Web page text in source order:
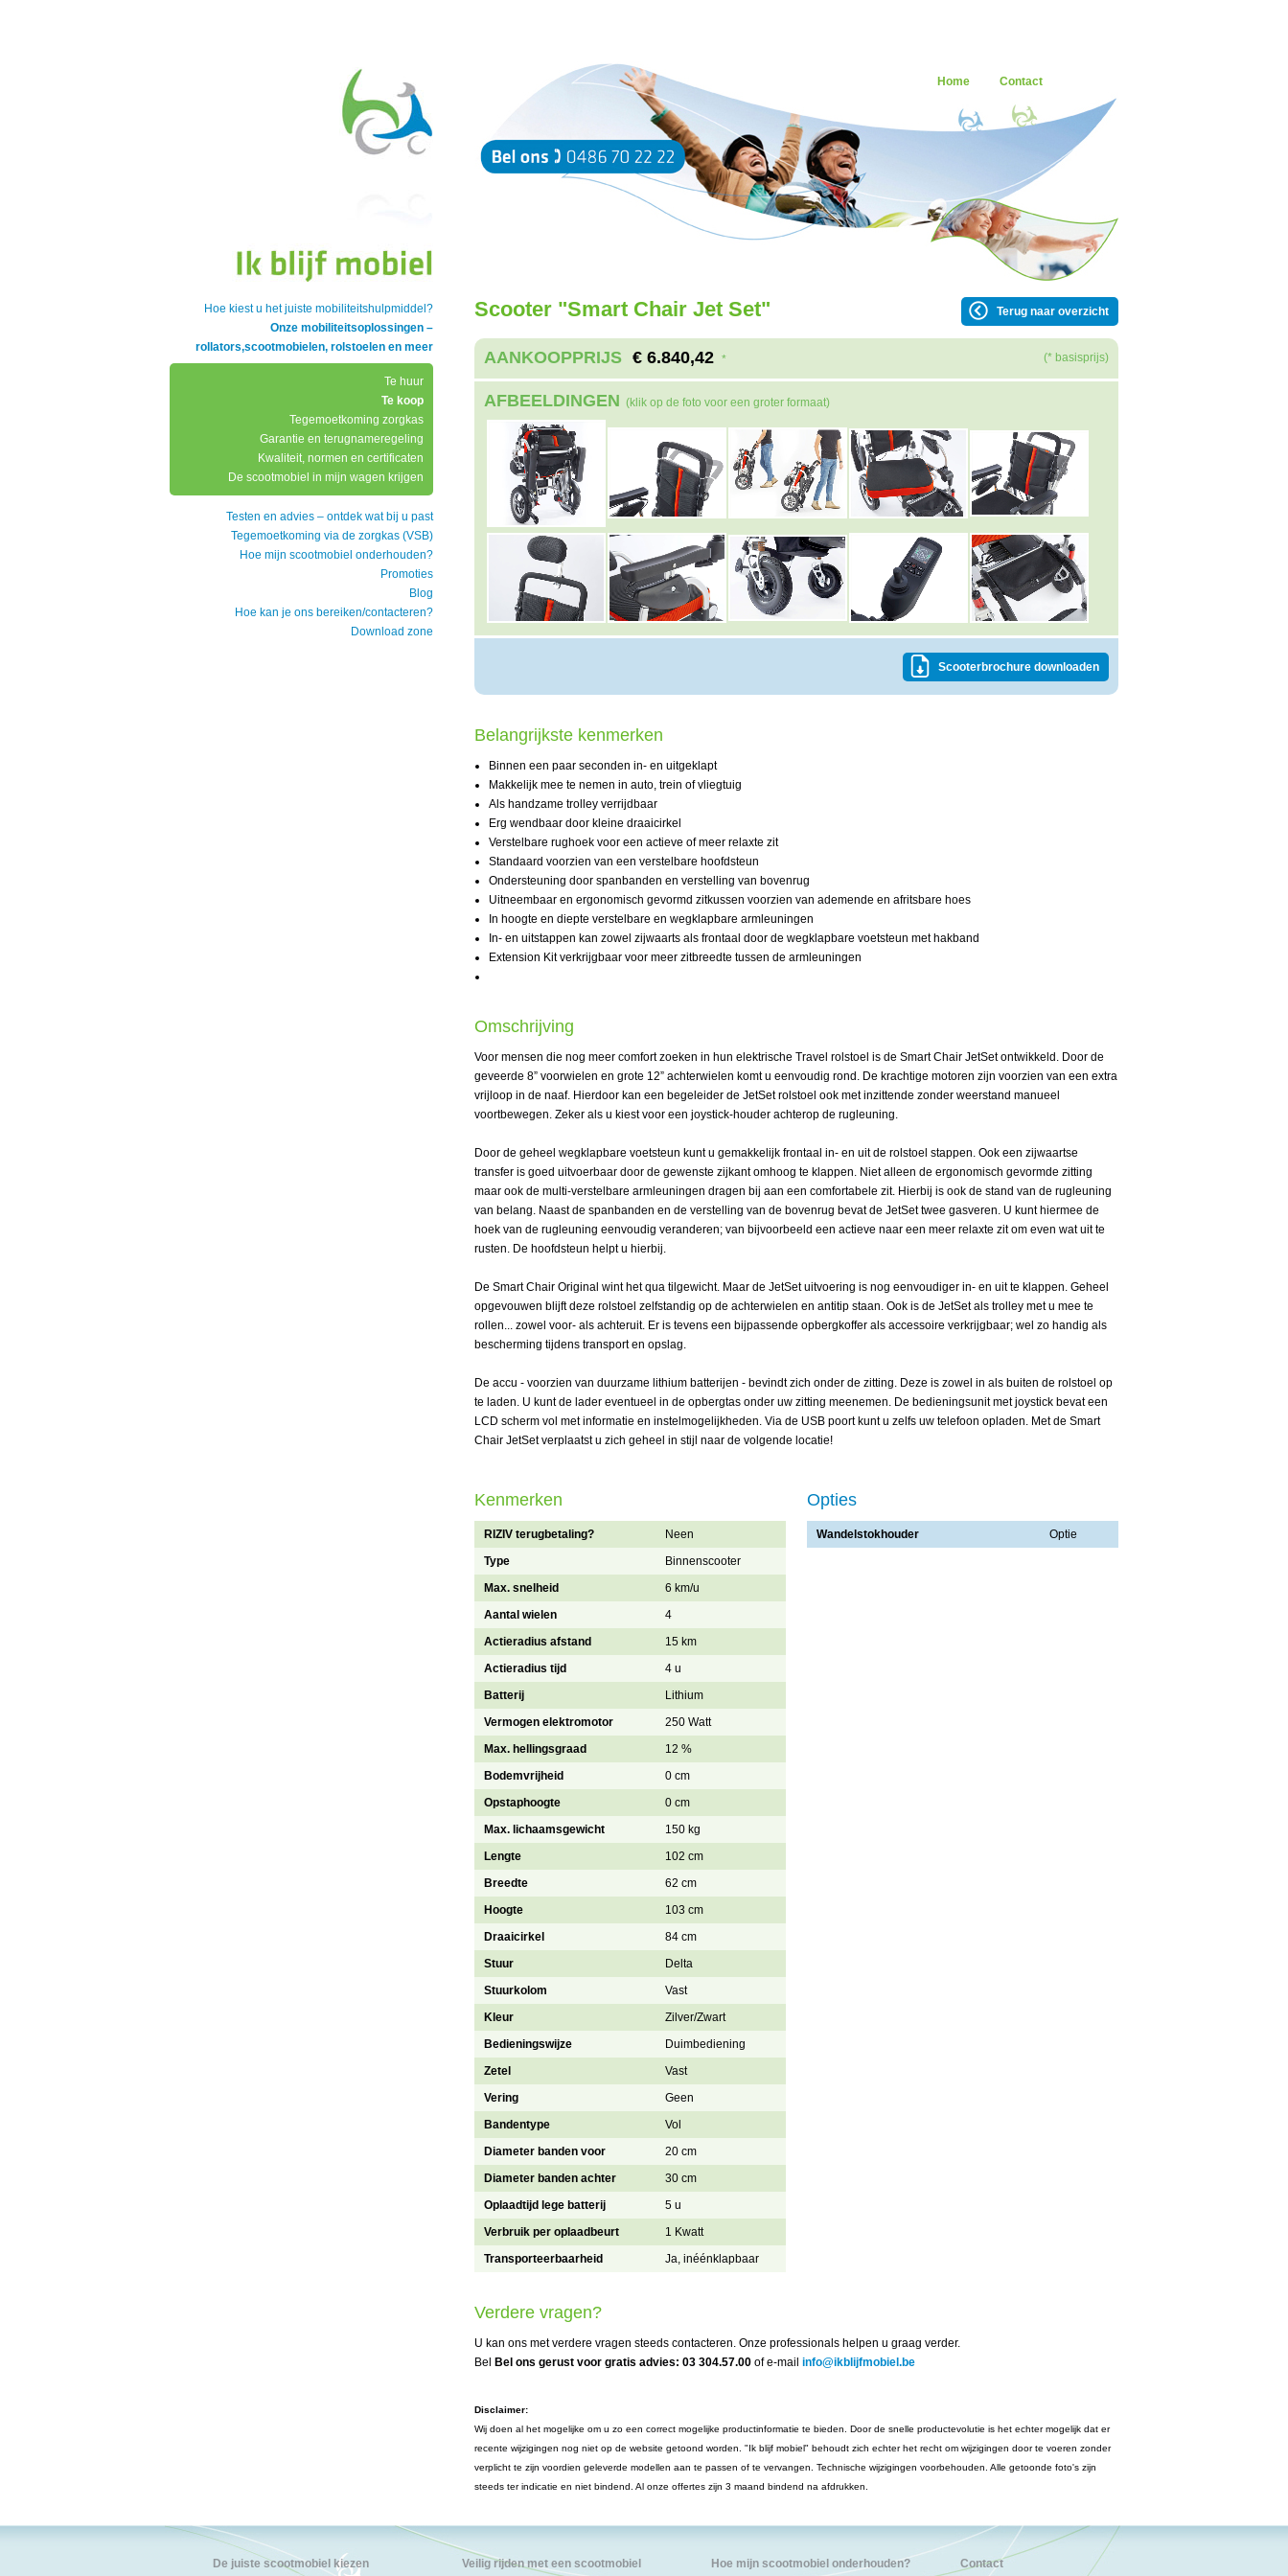
Hoe kiest u het juiste mobiliteitshulpmiddel?
Onze mobiliteitsoplossingen –
rollators,scootmobielen, rolstoelen en meer
Te huur
Te koop
Tegemoetkoming zorgkas
Garantie en terugnameregeling
Kwaliteit, normen en certificaten
De scootmobiel in mijn wagen krijgen
Testen en advies – ontdek wat bij u past
Tegemoetkoming via de zorgkas (VSB)
Hoe mijn scootmobiel onderhouden?
Promoties
Blog
Hoe kan je ons bereiken/contacteren?
Download zone
Home Contact
Scooter "Smart Chair Jet Set" Terug naar overzicht
AANKOOPPRIJS € 6.840,42 * (* basisprijs)
AFBEELDINGEN (klik op de foto voor een groter formaat)
Scooterbrochure downloaden
Belangrijkste kenmerken
Binnen een paar seconden in- en uitgeklapt
Makkelijk mee te nemen in auto, trein of vliegtuig
Als handzame trolley verrijdbaar
Erg wendbaar door kleine draaicirkel
Verstelbare rughoek voor een actieve of meer relaxte zit
Standaard voorzien van een verstelbare hoofdsteun
Ondersteuning door spanbanden en verstelling van bovenrug
Uitneembaar en ergonomisch gevormd zitkussen voorzien van ademende en afritsbare hoes
In hoogte en diepte verstelbare en wegklapbare armleuningen
In- en uitstappen kan zowel zijwaarts als frontaal door de wegklapbare voetsteun met hakband
Extension Kit verkrijgbaar voor meer zitbreedte tussen de armleuningen
Omschrijving
Voor mensen die nog meer comfort zoeken in hun elektrische Travel rolstoel is de Smart Chair JetSet ontwikkeld. Door de
geveerde 8” voorwielen en grote 12” achterwielen komt u eenvoudig rond. De krachtige motoren zijn voorzien van een extra
vrijloop in de naaf. Hierdoor kan een begeleider de JetSet rolstoel ook met inzittende zonder weerstand manueel
voortbewegen. Zeker als u kiest voor een joystick-houder achterop de rugleuning.
Door de geheel wegklapbare voetsteun kunt u gemakkelijk frontaal in- en uit de rolstoel stappen. Ook een zijwaartse
transfer is goed uitvoerbaar door de gewenste zijkant omhoog te klappen. Niet alleen de ergonomisch gevormde zitting
maar ook de multi-verstelbare armleuningen dragen bij aan een comfortabele zit. Hierbij is ook de stand van de rugleuning
van belang. Naast de spanbanden en de verstelling van de bovenrug bevat de JetSet twee gasveren. U kunt hiermee de
hoek van de rugleuning eenvoudig veranderen; van bijvoorbeeld een actieve naar een meer relaxte zit om even wat uit te
rusten. De hoofdsteun helpt u hierbij.
De Smart Chair Original wint het qua tilgewicht. Maar de JetSet uitvoering is nog eenvoudiger in- en uit te klappen. Geheel
opgevouwen blijft deze rolstoel zelfstandig op de achterwielen en antitip staan. Ook is de JetSet als trolley met u mee te
rollen... zowel voor- als achteruit. Er is tevens een bijpassende opbergkoffer als accessoire verkrijgbaar; wel zo handig als
bescherming tijdens transport en opslag.
De accu - voorzien van duurzame lithium batterijen - bevindt zich onder de zitting. Deze is zowel in als buiten de rolstoel op
te laden. U kunt de lader eventueel in de opbergtas onder uw zitting meenemen. De bedieningsunit met joystick bevat een
LCD scherm vol met informatie en instelmogelijkheden. Via de USB poort kunt u zelfs uw telefoon opladen. Met de Smart
Chair JetSet verplaatst u zich geheel in stijl naar de volgende locatie!
Kenmerken
RIZIV terugbetaling?
Neen
Type
Binnenscooter
Max. snelheid
6 km/u
Aantal wielen
4
Actieradius afstand
15 km
Actieradius tijd
4 u
Batterij
Lithium
Vermogen elektromotor
250 Watt
Max. hellingsgraad
12 %
Bodemvrijheid
0 cm
Opstaphoogte
0 cm
Max. lichaamsgewicht
150 kg
Lengte
102 cm
Breedte
62 cm
Hoogte
103 cm
Draaicirkel
84 cm
Stuur
Delta
Stuurkolom
Vast
Kleur
Zilver/Zwart
Bedieningswijze
Duimbediening
Zetel
Vast
Vering
Geen
Bandentype
Vol
Diameter banden voor
20 cm
Diameter banden achter
30 cm
Oplaadtijd lege batterij
5 u
Verbruik per oplaadbeurt
1 Kwatt
Transporteerbaarheid
Ja, inéénklapbaar
Opties
Wandelstokhouder Optie
Verdere vragen?
U kan ons met verdere vragen steeds contacteren. Onze professionals helpen u graag verder.
Bel
Bel ons gerust voor gratis advies: 03 304.57.00 of e-mail info@ikblijfmobiel.be
Disclaimer:
Wij doen al het mogelijke om u zo een correct mogelijke productinformatie te bieden. Door de snelle productevolutie is het echter mogelijk dat er
recente wijzigingen nog niet op de website getoond worden. "Ik blijf mobiel" behoudt zich echter het recht om wijzigingen door te voeren zonder
verplicht te zijn voordien geleverde modellen aan te passen of te vervangen. Technische wijzigingen voorbehouden. Alle getoonde foto's zijn
steeds ter indicatie en niet bindend. Al onze offertes zijn 3 maand bindend na afdrukken.
De juiste scootmobiel kiezen Veilig rijden met een scootmobiel Hoe mijn scootmobiel onderhouden? Contact